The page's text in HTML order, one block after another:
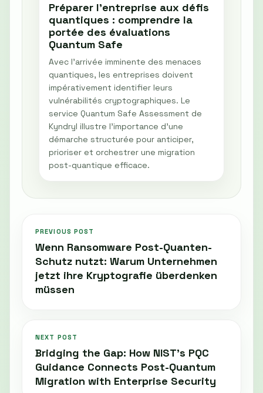
Préparer l'entreprise aux défis
quantiques : comprendre la
portée des évaluations
Quantum Safe
Avec l'arrivée imminente des menaces
quantiques, les entreprises doivent
impérativement identifier leurs
vulnérabilités cryptographiques. Le
service Quantum Safe Assessment de
Kyndryl illustre l'importance d'une
démarche structurée pour anticiper,
prioriser et orchestrer une migration
post-quantique efficace.
PREVIOUS POST
Wenn Ransomware Post-Quanten-
Schutz nutzt: Warum Unternehmen
jetzt ihre Kryptografie überdenken
müssen
NEXT POST
Bridging the Gap: How NIST’s PQC
Guidance Connects Post-Quantum
Migration with Enterprise Security